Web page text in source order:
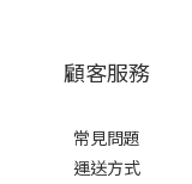
顧客服務
常見問題
運送方式